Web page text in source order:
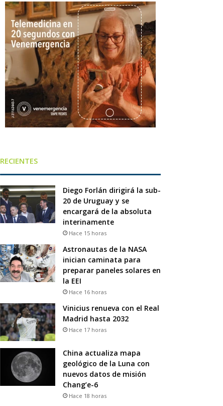
RECIENTES
Diego Forlán dirigirá la sub-
20 de Uruguay y se
encargará de la absoluta
interinamente
Hace 15 horas
Astronautas de la NASA
inician caminata para
preparar paneles solares en
la EEI
Hace 16 horas
Vinicius renueva con el Real
Madrid hasta 2032
Hace 17 horas
China actualiza mapa
geológico de la Luna con
nuevos datos de misión
Chang’e-6
Hace 18 horas